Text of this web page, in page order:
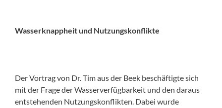
Wasserknappheit und Nutzungskonflikte
Der Vortrag von Dr. Tim aus der Beek beschäftigte sich
mit der Frage der Wasserverfügbarkeit und den daraus
entstehenden Nutzungskonflikten. Dabei wurde